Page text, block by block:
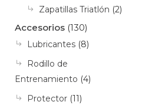
Zapatillas Triatlón (2)
Accesorios (130)
Lubricantes (8)
Rodillo de
Entrenamiento (4)
Protector (11)